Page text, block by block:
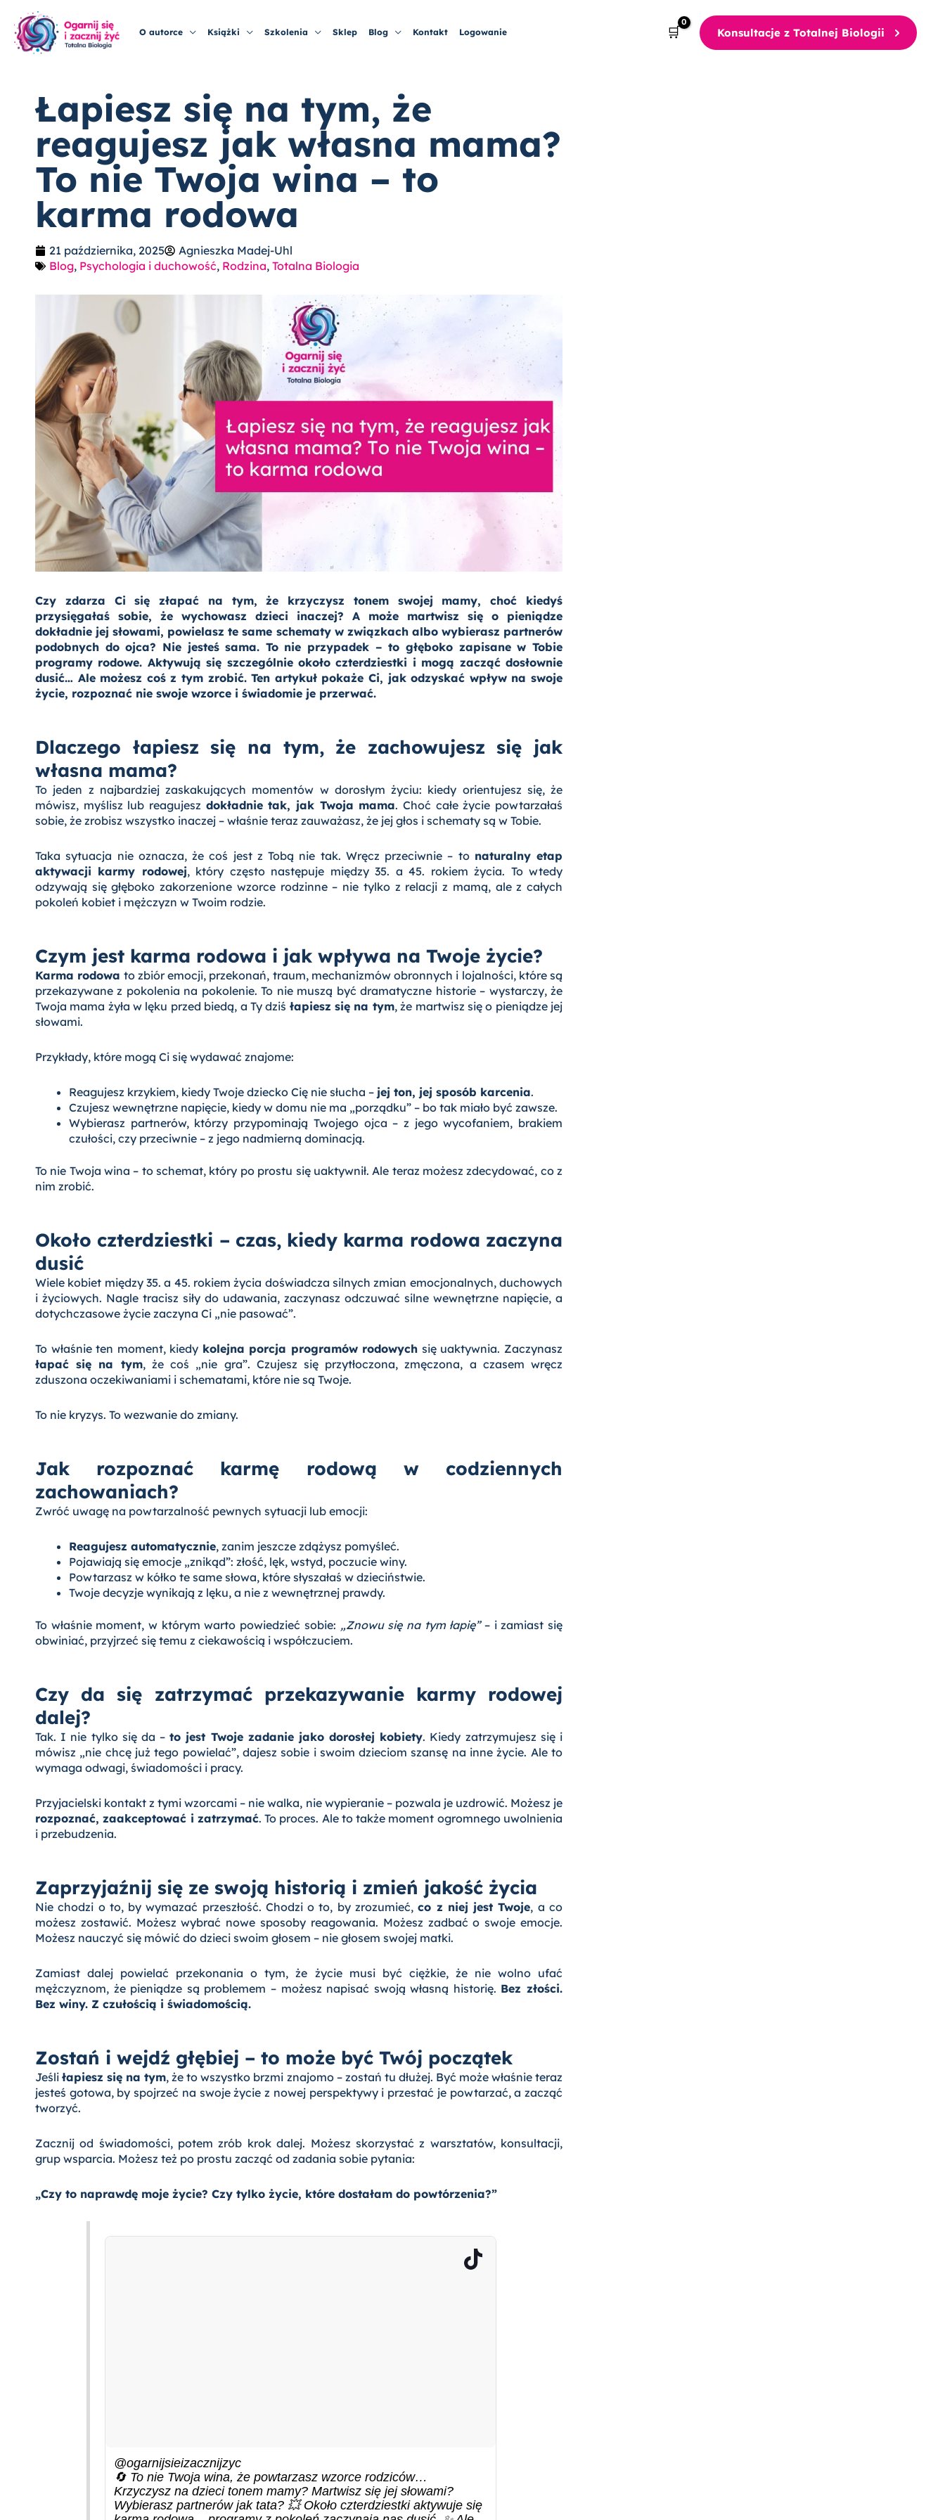
treści
O autorce Książki Szkolenia Sklep Blog Kontakt Logowanie Konsultacje z Totalnej Biologii
Łapiesz się na tym, że
reagujesz jak własna mama?
To nie Twoja wina – to
karma rodowa
21 października, 2025
Agnieszka Madej-Uhl
Blog, Psychologia i duchowość, Rodzina, Totalna Biologia
Czy zdarza Ci się złapać na tym, że krzyczysz tonem swojej mamy, choć kiedyś
przysięgałaś sobie, że wychowasz dzieci inaczej? A może martwisz się o pieniądze
dokładnie jej słowami, powielasz te same schematy w związkach albo wybierasz partnerów
podobnych do ojca? Nie jesteś sama. To nie przypadek – to głęboko zapisane w Tobie
programy rodowe. Aktywują się szczególnie około czterdziestki i mogą zacząć dosłownie
dusić… Ale możesz coś z tym zrobić. Ten artykuł pokaże Ci, jak odzyskać wpływ na swoje
życie, rozpoznać nie swoje wzorce i świadomie je przerwać.
Dlaczego łapiesz się na tym, że zachowujesz się jak
własna mama?
To jeden z najbardziej zaskakujących momentów w dorosłym życiu: kiedy orientujesz się, że
mówisz, myślisz lub reagujesz dokładnie tak, jak Twoja mama. Choć całe życie powtarzałaś
sobie, że zrobisz wszystko inaczej – właśnie teraz zauważasz, że jej głos i schematy są w Tobie.
Taka sytuacja nie oznacza, że coś jest z Tobą nie tak. Wręcz przeciwnie – to naturalny etap
aktywacji karmy rodowej, który często następuje między 35. a 45. rokiem życia. To wtedy
odzywają się głęboko zakorzenione wzorce rodzinne – nie tylko z relacji z mamą, ale z całych
pokoleń kobiet i mężczyzn w Twoim rodzie.
Czym jest karma rodowa i jak wpływa na Twoje życie?
Karma rodowa to zbiór emocji, przekonań, traum, mechanizmów obronnych i lojalności, które są
przekazywane z pokolenia na pokolenie. To nie muszą być dramatyczne historie – wystarczy, że
Twoja mama żyła w lęku przed biedą, a Ty dziś łapiesz się na tym, że martwisz się o pieniądze jej
słowami.
Przykłady, które mogą Ci się wydawać znajome:
Reagujesz krzykiem, kiedy Twoje dziecko Cię nie słucha – jej ton, jej sposób karcenia.
Czujesz wewnętrzne napięcie, kiedy w domu nie ma „porządku” – bo tak miało być zawsze.
Wybierasz partnerów, którzy przypominają Twojego ojca – z jego wycofaniem, brakiem
czułości, czy przeciwnie – z jego nadmierną dominacją.
To nie Twoja wina – to schemat, który po prostu się uaktywnił. Ale teraz możesz zdecydować, co z
nim zrobić.
Około czterdziestki – czas, kiedy karma rodowa zaczyna
dusić
Wiele kobiet między 35. a 45. rokiem życia doświadcza silnych zmian emocjonalnych, duchowych
i życiowych. Nagle tracisz siły do udawania, zaczynasz odczuwać silne wewnętrzne napięcie, a
dotychczasowe życie zaczyna Ci „nie pasować”.
To właśnie ten moment, kiedy kolejna porcja programów rodowych się uaktywnia. Zaczynasz
łapać się na tym, że coś „nie gra”. Czujesz się przytłoczona, zmęczona, a czasem wręcz
zduszona oczekiwaniami i schematami, które nie są Twoje.
To nie kryzys. To wezwanie do zmiany.
Jak rozpoznać karmę rodową w codziennych
zachowaniach?
Zwróć uwagę na powtarzalność pewnych sytuacji lub emocji:
Reagujesz automatycznie, zanim jeszcze zdążysz pomyśleć.
Pojawiają się emocje „znikąd”: złość, lęk, wstyd, poczucie winy.
Powtarzasz w kółko te same słowa, które słyszałaś w dzieciństwie.
Twoje decyzje wynikają z lęku, a nie z wewnętrznej prawdy.
To właśnie moment, w którym warto powiedzieć sobie: „Znowu się na tym łapię”– i zamiast się
obwiniać, przyjrzeć się temu z ciekawością i współczuciem.
Czy da się zatrzymać przekazywanie karmy rodowej
dalej?
Tak. I nie tylko się da –to jest Twoje zadanie jako dorosłej kobiety. Kiedy zatrzymujesz się i
mówisz „nie chcę już tego powielać”, dajesz sobie i swoim dzieciom szansę na inne życie. Ale to
wymaga odwagi, świadomości i pracy.
Przyjacielski kontakt z tymi wzorcami – nie walka, nie wypieranie – pozwala je uzdrowić. Możesz je
rozpoznać, zaakceptować i zatrzymać. To proces. Ale to także moment ogromnego uwolnienia
i przebudzenia.
Zaprzyjaźnij się ze swoją historią i zmień jakość życia
Nie chodzi o to, by wymazać przeszłość. Chodzi o to, by zrozumieć,co z niej jest Twoje, a co
możesz zostawić. Możesz wybrać nowe sposoby reagowania. Możesz zadbać o swoje emocje.
Możesz nauczyć się mówić do dzieci swoim głosem – nie głosem swojej matki.
Zamiast dalej powielać przekonania o tym, że życie musi być ciężkie, że nie wolno ufać
mężczyznom, że pieniądze są problemem – możesz napisać swoją własną historię. Bez złości.
Bez winy. Z czułością i świadomością.
Zostań i wejdź głębiej – to może być Twój początek
Jeśliłapiesz się na tym, że to wszystko brzmi znajomo – zostań tu dłużej. Być może właśnie teraz
jesteś gotowa, by spojrzeć na swoje życie z nowej perspektywy i przestać je powtarzać, a zacząć
tworzyć.
Zacznij od świadomości, potem zrób krok dalej. Możesz skorzystać z warsztatów, konsultacji,
grup wsparcia. Możesz też po prostu zacząć od zadania sobie pytania:
„Czy to naprawdę moje życie? Czy tylko życie, które dostałam do powtórzenia?”
@ogarnijsieizacznijzyc
🔄 To nie Twoja wina, że powtarzasz wzorce rodziców…
Krzyczysz na dzieci tonem mamy? Martwisz się jej słowami?
Wybierasz partnerów jak tata? 💥 Około czterdziestki aktywuje się